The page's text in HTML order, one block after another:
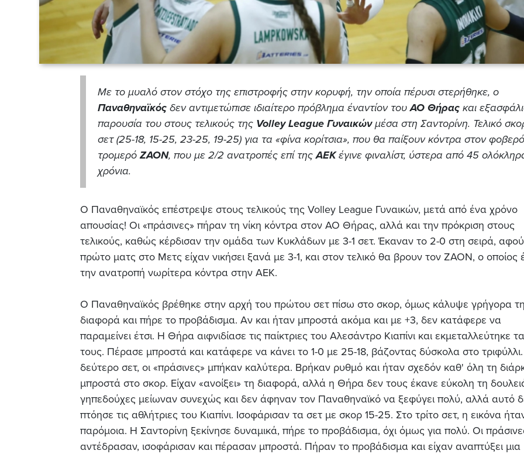
Με το μυαλό στον στόχο της επιστροφής στην κορυφή, την οποία πέρυσι στερήθηκε, ο
Παναθηναϊκός δεν αντιμετώπισε ιδιαίτερο πρόβλημα έναντίον τουΑΟ Θήρας και
παρουσία του στους τελικούς της Volley League Γυναικώνμέσα στη Σαντορίνη. Τελικό
σετ (25-18, 15-25, 23-25, 19-25) για τα «φίνα κορίτσια», που θα παίξουν κόντρα στον
τρομερόΖΑΟΝ, που με 2/2 ανατροπές επί τηςΑΕΚέγινε φιναλίστ, ύστερα από 45
χρόνια.
Ο Παναθηναϊκός επέστρεψε στους τελικούς της Volley League Γυναικών, μετά από ένα χρόνο
απουσίας! Οι «πράσινες» πήραν τη νίκη κόντρα στον ΑΟ Θήρας, αλλά και την πρόκριση στους
τελικούς, καθώς κέρδισαν την ομάδα των Κυκλάδων με 3-1 σετ. Έκαναν το 2-0 στη σειρά,
πρώτο ματς στο Μετς είχαν νικήσει ξανά με 3-1, και στον τελικό θα βρουν τον ΖΑΟΝ, ο οποίος
την ανατροπή νωρίτερα κόντρα στην ΑΕΚ.
Ο Παναθηναϊκός βρέθηκε στην αρχή του πρώτου σετ πίσω στο σκορ, όμως κάλυψε γρήγορα τη
διαφορά και πήρε το προβάδισμα. Αν και ήταν μπροστά ακόμα και με +3, δεν κατάφερε να
παραμείνει έτσι. Η Θήρα αιφνιδίασε τις παίκτριες του Αλεσάντρο Κιαπίνι και εκμεταλλεύτηκε
τους. Πέρασε μπροστά και κατάφερε να κάνει το 1-0 με 25-18, βάζοντας δύσκολα στο
δεύτερο σετ, οι «πράσινες» μπήκαν καλύτερα. Βρήκαν ρυθμό και ήταν σχεδόν καθ' όλη τη
μπροστά στο σκορ. Είχαν «ανοίξει» τη διαφορά, αλλά η Θήρα δεν τους έκανε εύκολη τη
γηπεδούχες μείωναν συνεχώς και δεν άφηναν τον Παναθηναϊκό να ξεφύγει πολύ, αλλά αυτό
πτόησε τις αθλήτριες του Κιαπίνι. Ισοφάρισαν τα σετ με σκορ 15-25. Στο τρίτο σετ, η εικόνα
παρόμοια. Η Σαντορίνη ξεκίνησε δυναμικά, πήρε το προβάδισμα, όχι όμως για πολύ. Οι
αντέδρασαν, ισοφάρισαν και πέρασαν μπροστά. Πήραν το προβάδισμα και είχαν αναπτύξει μια